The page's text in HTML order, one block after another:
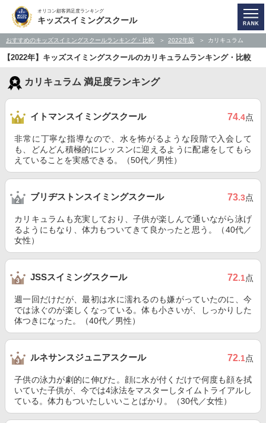
オリコン顧客満足度ランキング
キッズスイミングスクール
おすすめのキッズスイミングスクールランキング・比較 2022年版 カリキュラム
【2022年】キッズスイミングスクールのカリキュラムランキング・比較
カリキュラム 満足度ランキング
イトマンスイミングスクール 74.4点
非常に丁寧な指導なので、水を怖がるような段階で入会して
も、どんどん積極的にレッスンに迎えるように配慮をしてもら
えていることを実感できる。（50代／男性）
ブリヂストンスイミングスクール 73.3点
カリキュラムも充実しており、子供が楽しんで通いながら泳げ
るようにもなり、体力もついてきて良かったと思う。（40代／
女性）
JSSスイミングスクール 72.1点
週一回だけだが、最初は水に濡れるのも嫌がっていたのに、今
では泳ぐのが楽しくなっている。体も小さいが、しっかりした
体つきになった。（40代／男性）
ルネサンスジュニアスクール 72.1点
子供の泳力が劇的に伸びた。顔に水が付くだけで何度も顔を拭
いていた子供が、今では4泳法をマスターしタイムトライアルし
ている。体力もついたしいいことばかり。（30代／女性）